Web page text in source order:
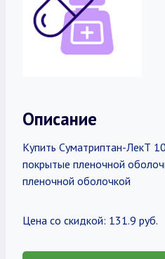
Описание
Купить Суматриптан-ЛекТ
покрытые пленочной
пленочной оболочкой
Цена со скидкой: 131.9 руб.